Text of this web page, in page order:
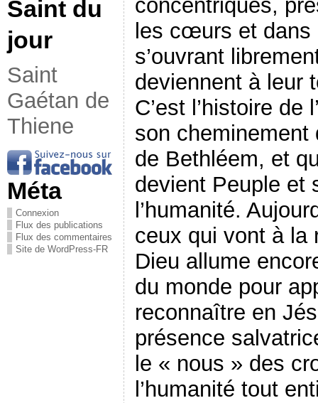
Saint du
jour
Saint
Gaétan de
Thiene
Méta
Connexion
Flux des publications
Flux des commentaires
Site de WordPress-FR
concentriques,
les cœurs et dans
s’ouvrant
deviennent à leur
C’est l’histoire de
son cheminement
de Bethléem, et
devient Peuple et
l’humanité.
ceux qui vont à la
Dieu allume
du monde pour
reconnaître en
présence
le « nous » des
l’humanité tout